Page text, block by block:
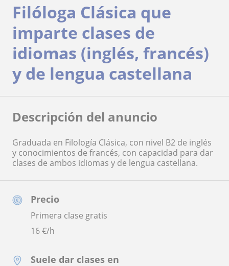
Precio
Primera clase gratis
16€/h
Suele dar clases en
Filóloga Clásica que
imparte clases de
idiomas (inglés, francés)
y de lengua castellana
Descripción del anuncio
Graduada en Filología Clásica, con nivel B2 de inglés
y conocimientos de francés, con capacidad para dar
clases de ambos idiomas y de lengua castellana.